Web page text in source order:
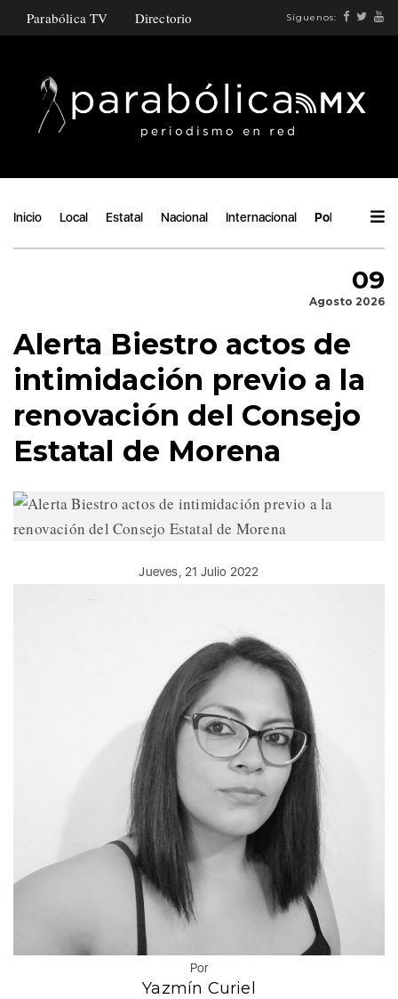
Parabólica TV Directorio Síguenos:
Inicio Local Estatal Nacional Internacional Política
09
Agosto 2026
Alerta Biestro actos de
intimidación previo a la
renovación del Consejo
Estatal de Morena
Jueves, 21 Julio 2022
Por
Yazmín Curiel